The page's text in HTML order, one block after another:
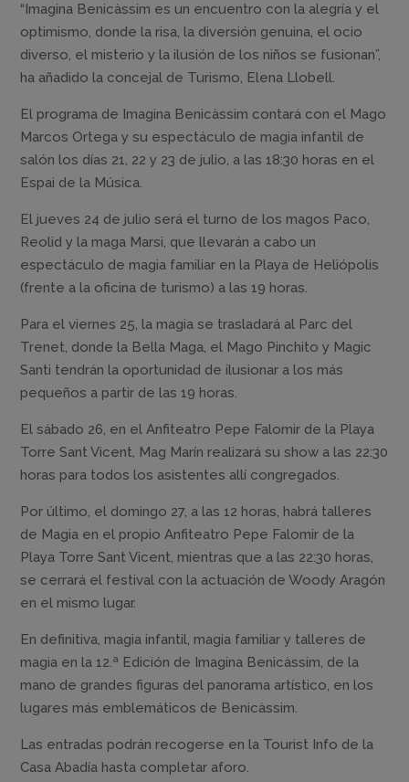
“Imagina Benicàssim es un encuentro con la alegría y el
optimismo, donde la risa, la diversión genuina, el ocio
diverso, el misterio y la ilusión de los niños se fusionan”,
ha añadido la concejal de Turismo, Elena Llobell.
El programa de Imagina Benicàssim contará con el Mago
Marcos Ortega y su espectáculo de magia infantil de
salón los días 21, 22 y 23 de julio, a las 18:30 horas en el
Espai de la Música.
El jueves 24 de julio será el turno de los magos Paco,
Reolid y la maga Marsi, que llevarán a cabo un
espectáculo de magia familiar en la Playa de Heliópolis
(frente a la oficina de turismo) a las 19 horas.
Para el viernes 25, la magia se trasladará al Parc del
Trenet, donde la Bella Maga, el Mago Pinchito y Magic
Santi tendrán la oportunidad de ilusionar a los más
pequeños a partir de las 19 horas.
El sábado 26, en el Anfiteatro Pepe Falomir de la Playa
Torre Sant Vicent, Mag Marín realizará su show a las 22:30
horas para todos los asistentes allí congregados.
Por último, el domingo 27, a las 12 horas, habrá talleres
de Magia en el propio Anfiteatro Pepe Falomir de la
Playa Torre Sant Vicent, mientras que a las 22:30 horas,
se cerrará el festival con la actuación de Woody Aragón
en el mismo lugar.
En definitiva, magia infantil, magia familiar y talleres de
magia en la 12.ª Edición de Imagina Benicàssim, de la
mano de grandes figuras del panorama artístico, en los
lugares más emblemáticos de Benicàssim.
Las entradas podrán recogerse en la Tourist Info de la
Casa Abadía hasta completar aforo.